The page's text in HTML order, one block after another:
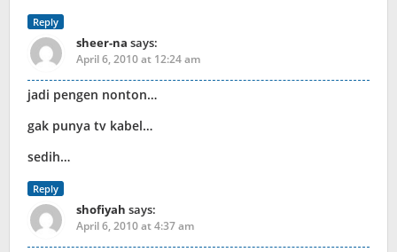
Reply
sheer-na says:
April 6, 2010 at 12:24 am
jadi pengen nonton…
gak punya tv kabel…
sedih…
Reply
shofiyah says:
April 6, 2010 at 4:37 am